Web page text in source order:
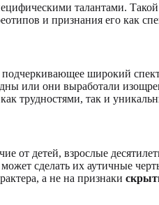
талантами. Такой
и признания его как
широкий
или они выработали
как трудностями, так и
от детей, взрослые
сделать их аутичные
а не на признаки